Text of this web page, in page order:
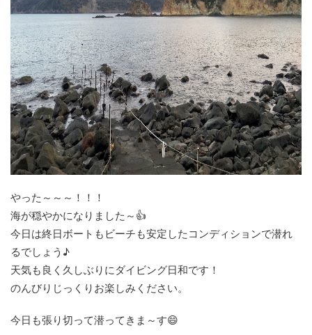
やった～～～！！！
海が穏やかになりました～👍
今日は終日ボートもビーチも安定したコンディションで潜れ
るでしょう♪
天気も良く久しぶりにダイビング日和です！
のんびりじっくりお楽しみください。
今日も張り切って潜ってきま～す😄